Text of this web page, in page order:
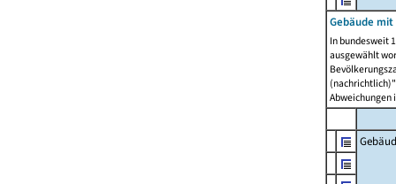
Gebäude mit
In bundesweit
ausgewählt
Abweichungen